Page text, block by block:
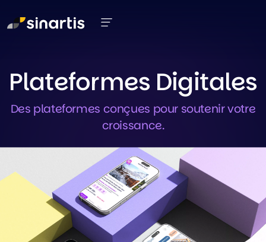
Plateformes Digitales
Des plateformes conçues pour soutenir votre
croissance.